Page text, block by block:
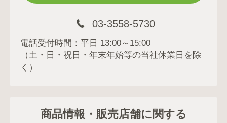
03-3558-5730
電話受付時間：平日 13:00～15:00
（土・日・祝日・年末年始等の当社休業日を除
く）
商品情報・販売店舗に関する